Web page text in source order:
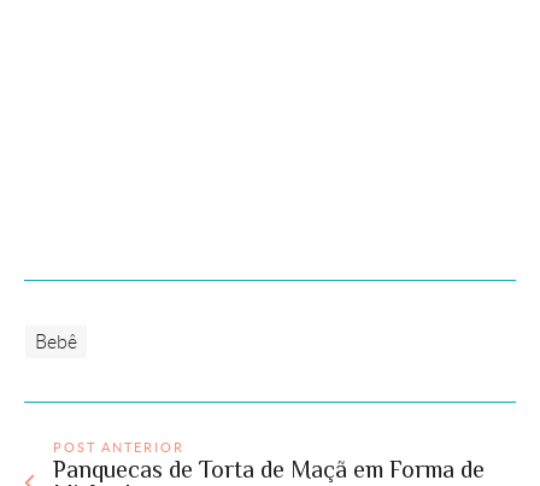
Bebê
POST ANTERIOR
Panquecas de Torta de Maçã em Forma de